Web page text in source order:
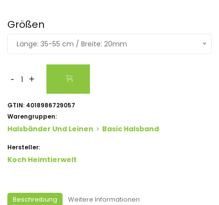
Größen
Länge: 35-55 cm / Breite: 20mm
- +
GTIN: 4018986729057
Warengruppen:
Halsbänder Und Leinen Basic Halsband
Hersteller:
Koch Heimtierwelt
Beschreibung Weitere Informationen